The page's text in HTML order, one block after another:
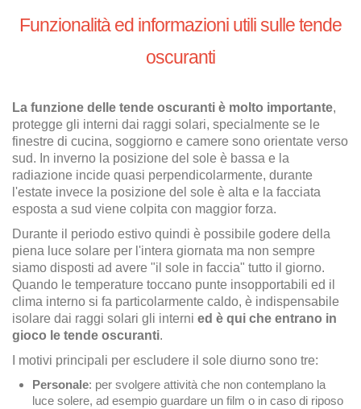
Funzionalità ed informazioni utili sulle tende
oscuranti
La funzione delle tende oscuranti è molto importante,
protegge gli interni dai raggi solari, specialmente se le
finestre di cucina, soggiorno e camere sono orientate verso
sud. In inverno la posizione del sole è bassa e la
radiazione incide quasi perpendicolarmente, durante
l'estate invece la posizione del sole è alta e la facciata
esposta a sud viene colpita con maggior forza.
Durante il periodo estivo quindi è possibile godere della
piena luce solare per l'intera giornata ma non sempre
siamo disposti ad avere "il sole in faccia" tutto il giorno.
Quando le temperature toccano punte insopportabili ed il
clima interno si fa particolarmente caldo, è indispensabile
isolare dai raggi solari gli interni ed è qui che entrano in
gioco le tende oscuranti.
I motivi principali per escludere il sole diurno sono tre:
Personale: per svolgere attività che non contemplano la
luce solere, ad esempio guardare un film o in caso di riposo